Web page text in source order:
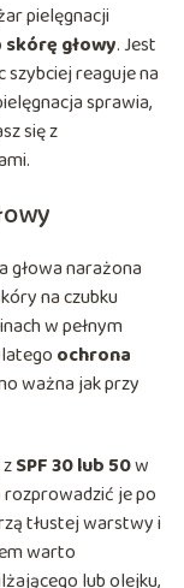
pielęgnacji
skórę głowy. Jest
reaguje na
sprawia,
się z
głowa narażona
na czubku
w pełnym
ochrona
ważna jak przy
SPF 30 lub 50w
je po
tłustej warstwy i
warto
lub olejku,